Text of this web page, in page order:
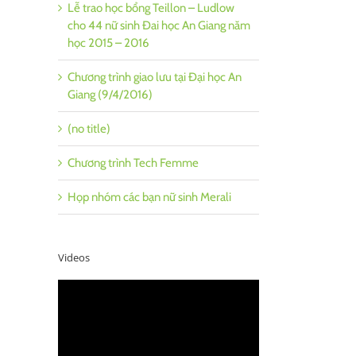
Lễ trao học bổng Teillon – Ludlow
cho 44 nữ sinh Đai học An Giang năm
học 2015 – 2016
Chương trình giao lưu tại Đại học An
Giang (9/4/2016)
(no title)
Chương trình Tech Femme
Họp nhóm các bạn nữ sinh Merali
Videos